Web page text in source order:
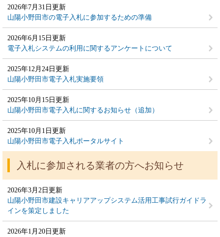
2026年7月31日更新
山陽小野田市の電子入札に参加するための準備
2026年6月15日更新
電子入札システムの利用に関するアンケートについて
2025年12月24日更新
山陽小野田市電子入札実施要領
2025年10月15日更新
山陽小野田市電子入札に関するお知らせ（追加）
2025年10月1日更新
山陽小野田市電子入札ポータルサイト
入札に参加される業者の方へお知らせ
2026年3月2日更新
山陽小野田市建設キャリアアップシステム活用工事試行ガイドラ
インを策定しました
2026年1月20日更新